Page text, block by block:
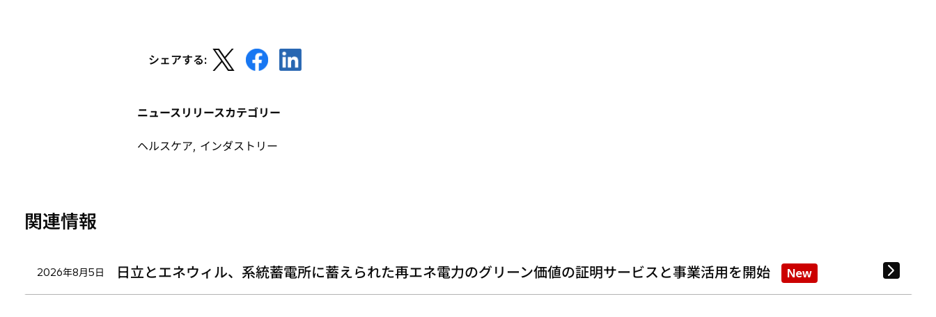
シェアする:
し
タ
で
新
し
ニュースリリースカテゴリー
ヘルスケア, インダストリー
関連情報
2026年8月5日 日立とエネウィル、系統蓄電所に蓄えられた再エネ電力のグリーン価値の証明サービスと事業活用を開始 New